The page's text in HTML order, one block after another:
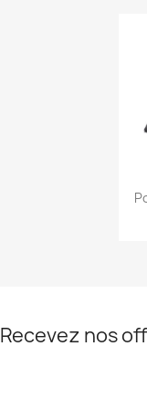
Recevez nos